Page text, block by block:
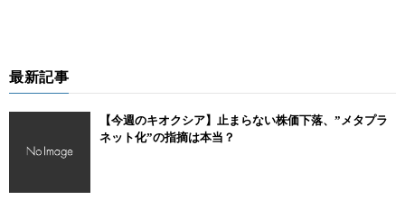
最新記事
【今週のキオクシア】止まらない株価下落、”メタプラ
ネット化”の指摘は本当？